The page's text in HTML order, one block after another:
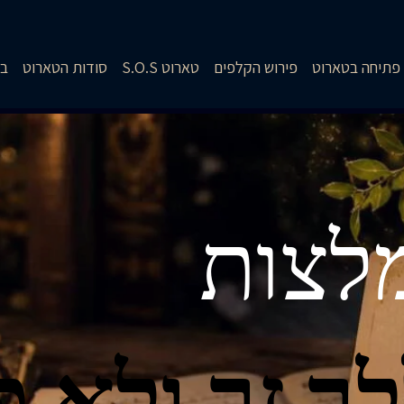
פתיחה בטארוט פירוש הקלפים טארוט S.O.S סודות הטארוט